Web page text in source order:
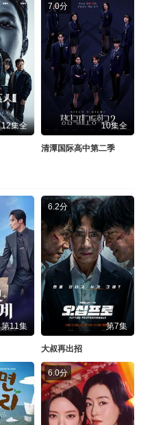
12集全
7.0分
10集全
清潭国际高中第二季
第11集
6.2分
第7集
大叔再出招
6.0分